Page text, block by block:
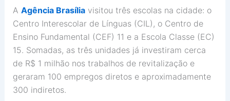
A Agência Brasíliavisitou três escolas na cidade: o
Centro Interescolar de Línguas (CIL), o Centro de
Ensino Fundamental (CEF) 11 e a Escola Classe (EC)
15. Somadas, as três unidades já investiram cerca
de R$ 1 milhão nos trabalhos de revitalização e
geraram 100 empregos diretos e aproximadamente
300 indiretos.